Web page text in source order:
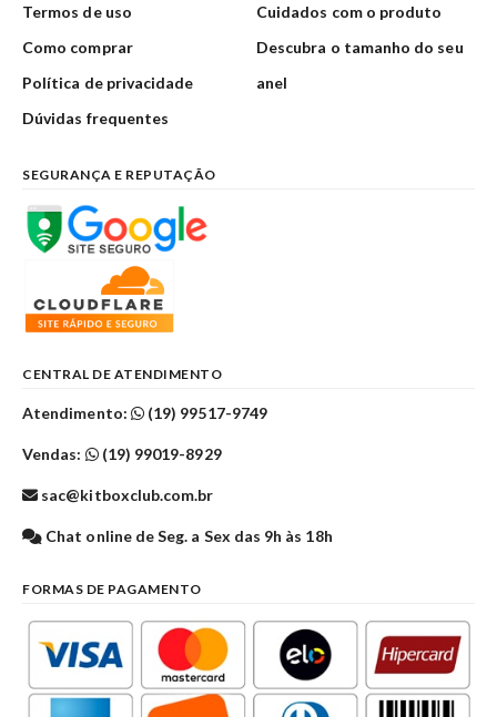
Termos de uso
Como comprar
Política de privacidade
Dúvidas frequentes
Cuidados com o produto
Descubra o tamanho do seu
anel
SEGURANÇA E REPUTAÇÃO
CENTRAL DE ATENDIMENTO
Atendimento: (19) 99517-9749
Vendas: (19) 99019-8929
sac@kitboxclub.com.br
Chat online de Seg. a Sex das 9h às 18h
FORMAS DE PAGAMENTO